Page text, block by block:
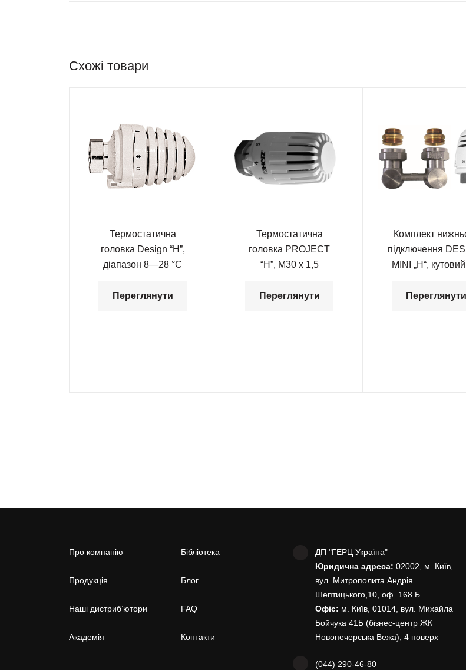
Схожі товари
Термостатична
головка Design “H”,
діапазон 8—28 °С
Переглянути
Термостатична
головка PROJECT
“Н”, М30 х 1,5
Переглянути
Комплект
підключення
MINI „Н“,
Переглянути
Про компанію
Продукція
Наші дистриб’ютори
Академія
Бібліотека
Блог
FAQ
Контакти
ДП "ГЕРЦ Україна"
Юридична адреса: 02002, м. Київ,
вул. Митрополита Андрія
Шептицького,10, оф. 168 Б
Офіс: м. Київ, 01014, вул. Михайла
Бойчука 41Б (бізнес-центр ЖК
Новопечерська Вежа), 4 поверх
(044) 290-46-80